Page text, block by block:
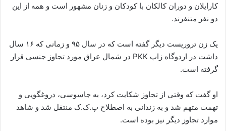
کارایلان و دوران کالکان با کودکان و زنان مشهور است و همه از این
دو نفر متنفرند.
یک زن تروریست دیگر گفته است که در سال ۹۵ و زمانی که ۱۶ سال
داشت در اردوگاه زاپ PKK در شمال عراق مورد تجاوز جنسی قرار
گرفته است.
او گفت که وقتی از تجاوز شکایت کرد، به جاسوسی، دروغگویی و
تهمت متهم شد و به زندانی به اصطلاح پ.ک.ک منتقل شد و شاهد
موارد تجاوز دیگر نیز بوده است.